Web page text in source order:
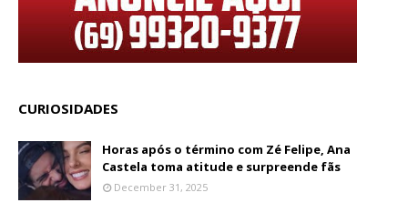
CURIOSIDADES
Horas após o término com Zé Felipe, Ana
Castela toma atitude e surpreende fãs
December 31, 2025